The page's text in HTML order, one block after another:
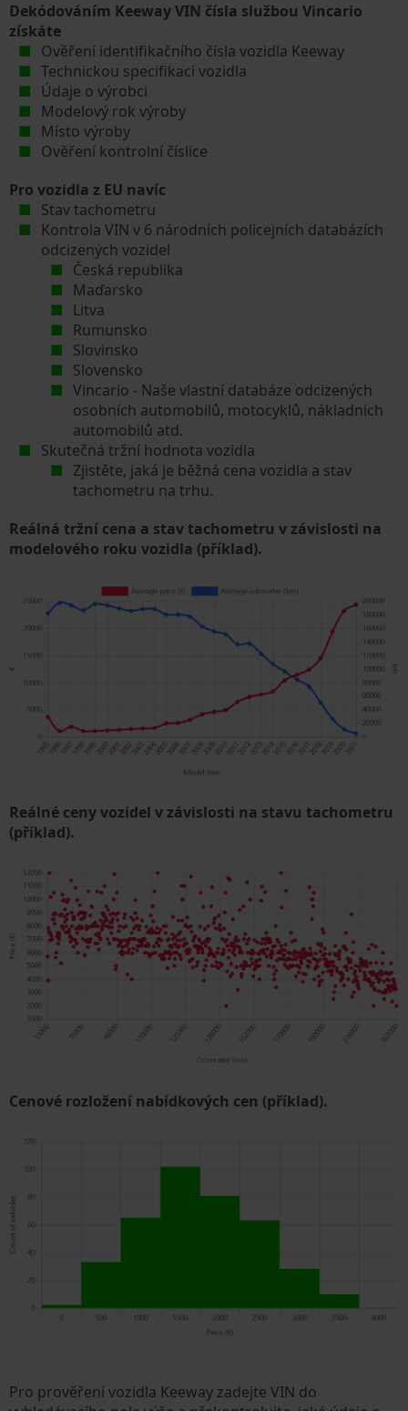
Dekódováním Keeway VIN čísla službou Vincario
získáte
Ověření identifikačního čísla vozidla Keeway
Technickou specifikaci vozidla
Údaje o výrobci
Modelový rok výroby
Místo výroby
Ověření kontrolní číslice
Pro vozidla z EU navíc
Stav tachometru
Kontrola VIN v 6 národních policejních databázích
odcizených vozidel
Česká republika
Maďarsko
Litva
Rumunsko
Slovinsko
Slovensko
Vincario - Naše vlastní databáze odcizených
osobních automobilů, motocyklů, nákladních
automobilů atd.
Skutečná tržní hodnota vozidla
Zjistěte, jaká je běžná cena vozidla a stav
tachometru na trhu.
Reálná tržní cena a stav tachometru v závislosti na
modelového roku vozidla (příklad).
Reálné ceny vozidel v závislosti na stavu tachometru
(příklad).
Cenové rozložení nabídkových cen (příklad).
Pro prověření vozidla Keeway zadejte VIN do